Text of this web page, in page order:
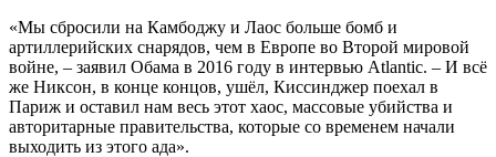
«Мы сбросили на Камбоджу и Лаос больше бомб и
артиллерийских снарядов, чем в Европе во Второй мировой
войне, – заявил Обама в 2016 году в интервью Atlantic. – И всё
же Никсон, в конце концов, ушёл, Киссинджер поехал в
Париж и оставил нам весь этот хаос, массовые убийства и
авторитарные правительства, которые со временем начали
выходить из этого ада».